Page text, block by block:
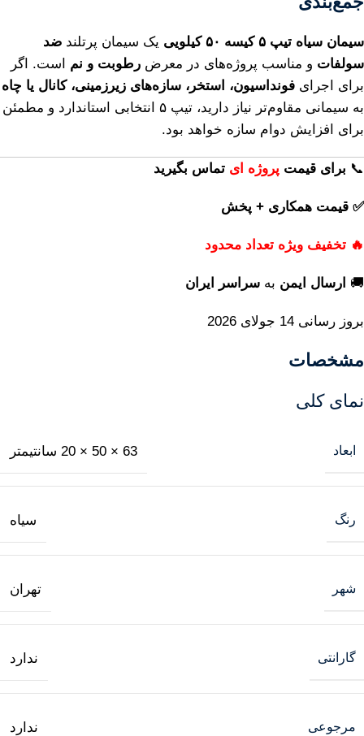
سیمان سیاه تیپ ۵ کیسه ۵۰ کیلویی یک سیمان پرتلند ضد
سولفات و مناسب پروژه‌های در معرض رطوبت و نم است. اگر
برای اجرای فونداسیون، استخر، سازه‌های زیرزمینی، کانال یا چاه
به سیمانی مقاوم‌تر نیاز دارید، تیپ ۵ انتخابی استاندارد و مطمئن
برای افزایش دوام سازه خواهد بود.
📞 برای قیمت پروژه ای تماس بگیرید
✅ قیمت همکاری + پخش
🔥 تخفیف ویژه تعداد محدود
🚚 ارسال ایمن به سراسر ایران
بروز رسانی 14 جولای 2026
مشخصات
نمای کلی
ابعاد 63 × 50 × 20 سانتیمتر
رنگ سیاه
شهر تهران
گارانتی ندارد
مرجوعی ندارد